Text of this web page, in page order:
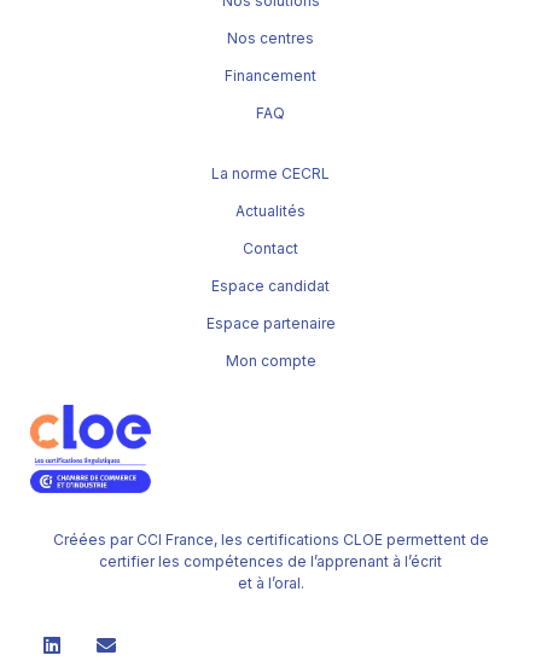
Créées par CCI France, les certifications CLOE permettent de
certifier les compétences de l’apprenant à l’écrit
et à l’oral.
Nos centres
Financement
FAQ
La norme CECRL
Actualités
Contact
Espace candidat
Espace partenaire
Mon compte